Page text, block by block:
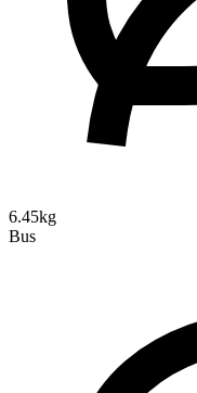
6.45kg
Bus